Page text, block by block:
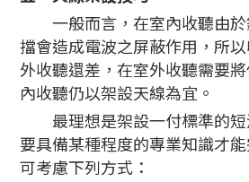
一般而言，在室內收聽由於
擋會造成電波之屏蔽作用，所
外收聽還差，在室外收聽需要
內收聽仍以架設天線為宜。
最理想是架設一付標準的短
要具備某種程度的專業知識才
可考慮下列方式：